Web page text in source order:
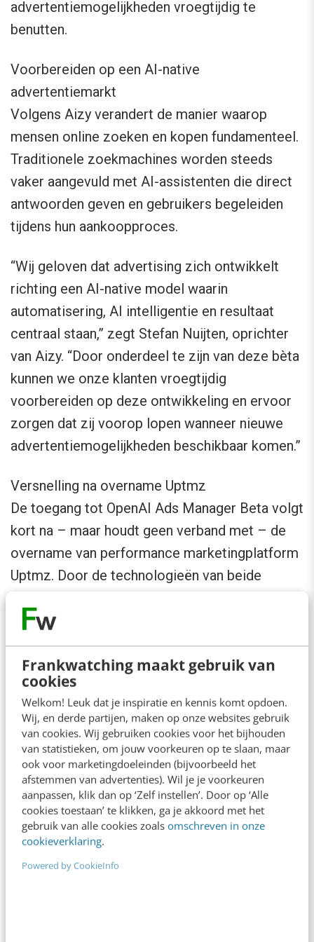
Frankwatching maakt gebruik van
cookies
Welkom! Leuk dat je inspiratie en kennis komt opdoen.
Wij, en derde partijen, maken op onze websites gebruik
van cookies. Wij gebruiken cookies voor het bijhouden
van statistieken, om jouw voorkeuren op te slaan, maar
ook voor marketingdoeleinden (bijvoorbeeld het
afstemmen van advertenties). Wil je je voorkeuren
aanpassen, klik dan op ‘Zelf instellen’. Door op ‘Alle
cookies toestaan’ te klikken, ga je akkoord met het
gebruik van alle cookies zoals omschreven in onze
cookieverklaring.
Powered by CookieInfo
advertentiemogelijkheden vroegtijdig te
benutten.
Voorbereiden op een AI-native
advertentiemarkt
Volgens Aizy verandert de manier waarop
mensen online zoeken en kopen fundamenteel.
Traditionele zoekmachines worden steeds
vaker aangevuld met AI-assistenten die direct
antwoorden geven en gebruikers begeleiden
tijdens hun aankoopproces.
“Wij geloven dat advertising zich ontwikkelt
richting een AI-native model waarin
automatisering, AI intelligentie en resultaat
centraal staan,” zegt Stefan Nuijten, oprichter
van Aizy. “Door onderdeel te zijn van deze bèta
kunnen we onze klanten vroegtijdig
voorbereiden op deze ontwikkeling en ervoor
zorgen dat zij voorop lopen wanneer nieuwe
advertentiemogelijkheden beschikbaar komen.”
Versnelling na overname Uptmz
De toegang tot OpenAI Ads Manager Beta volgt
kort na – maar houdt geen verband met – de
overname van performance marketingplatform
Uptmz. Door de technologieën van beide
dat organisaties ondersteunt bij advertising op
meerdere kanalen, verrijkt met AI-
aanbevelingen en automatiseringen.
Aizy verwacht dat OpenAI zijn
advertentieplatform de komende periode blijft
uitbreiden, en werkt zelf aan het integreren van
de OpenAI-data met zijn eigen platform.
Klanten van Aizy kunnen uiteindelijk via één
omgeving hun campagnes, inzichten en
optimalisaties beheren over alle relevante
advertentieplatformen.